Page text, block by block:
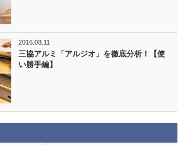
2016.08.11
三協アルミ「アルジオ」を徹底分析！【使
い勝手編】